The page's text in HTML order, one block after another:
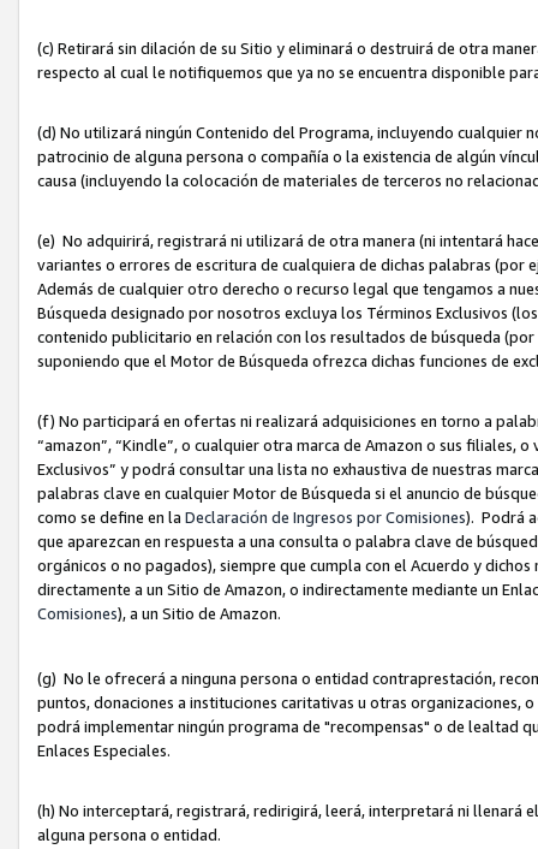
(c) Retirará sin dilación de su Sitio y eliminará o destruirá de otra
respecto al cual le notifiquemos que ya no se encuentra disponible
(d) No utilizará ningún Contenido del Programa, incluyendo cualquier
patrocinio de alguna persona o compañía o la existencia de algún
causa (incluyendo la colocación de materiales de terceros no
(e) No adquirirá, registrará ni utilizará de otra manera (ni intentará
variantes o errores de escritura de cualquiera de dichas palabras (por
Además de cualquier otro derecho o recurso legal que tengamos a
Búsqueda designado por nosotros excluya los Términos Exclusivos
contenido publicitario en relación con los resultados de búsqueda
suponiendo que el Motor de Búsqueda ofrezca dichas funciones de
(f) No participará en ofertas ni realizará adquisiciones en torno a
“amazon”, “Kindle”, o cualquier otra marca de Amazon o sus filiales,
Exclusivos” y podrá consultar una lista no exhaustiva de nuestras
palabras clave en cualquier Motor de Búsqueda si el anuncio de
como se define en la Declaración de Ingresos por Comisiones). Podrá
que aparezcan en respuesta a una consulta o palabra clave de
orgánicos o no pagados), siempre que cumpla con el Acuerdo y
directamente a un Sitio de Amazon, o indirectamente mediante un
Comisiones), a un Sitio de Amazon.
(g) No le ofrecerá a ninguna persona o entidad contraprestación,
puntos, donaciones a instituciones caritativas u otras organizaciones,
podrá implementar ningún programa de "recompensas" o de lealtad
Enlaces Especiales.
(h) No interceptará, registrará, redirigirá, leerá, interpretará ni
alguna persona o entidad.